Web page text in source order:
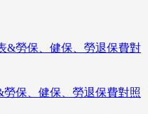
勞保、健保、勞退保費對照